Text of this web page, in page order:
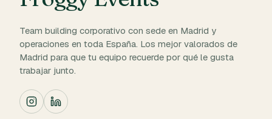
Team building corporativo con sede en Madrid y
operaciones en toda España. Los mejor valorados de
Madrid para que tu equipo recuerde por qué le gusta
trabajar junto.